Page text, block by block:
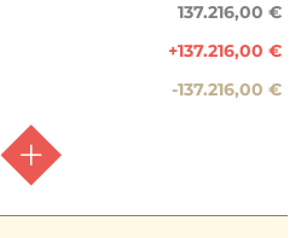
137.216,00 €
+137.216,00 €
-137.216,00 €